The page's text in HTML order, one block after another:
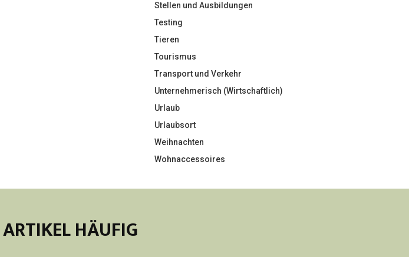
Stellen und Ausbildungen
Testing
Tieren
Tourismus
Transport und Verkehr
Unternehmerisch (Wirtschaftlich)
Urlaub
Urlaubsort
Weihnachten
Wohnaccessoires
HÄUFIG